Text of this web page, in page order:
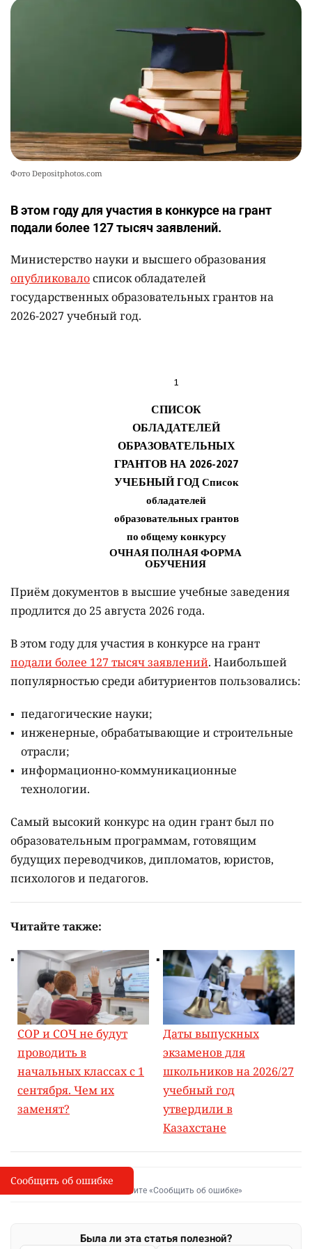
💻 В школах Казахстана изменили название и
содержание некоторых предметов
19
Фото Depositphotos.com
В этом году для участия в конкурсе на грант
подали более 127 тысяч заявлений.
Министерство науки и высшего образования
опубликовалосписок обладателей
государственных образовательных грантов на
2026-2027 учебный год.
Приём документов в высшие учебные заведения
продлится до 25 августа 2026 года.
В этом году для участия в конкурсе на грант
подали более 127 тысяч заявлений. Наибольшей
популярностью среди абитуриентов пользовались:
педагогические науки;
инженерные, обрабатывающие и строительные
отрасли;
информационно-коммуникационные
технологии.
Самый высокий конкурс на один грант был по
образовательным программам, готовящим
будущих переводчиков, дипломатов, юристов,
психологов и педагогов.
Читайте также:
СОР и СОЧ не будут
проводить в
начальных классах с 1
сентября. Чем их
заменят?
Даты выпускных
экзаменов для
школьников на 2026/27
учебный год
утвердили в
Казахстане
I
Сообщить об опечатке
Выделите фрагмент и нажмите «Сообщить об ошибке»
Была ли эта статья полезной?
Сообщить об ошибке